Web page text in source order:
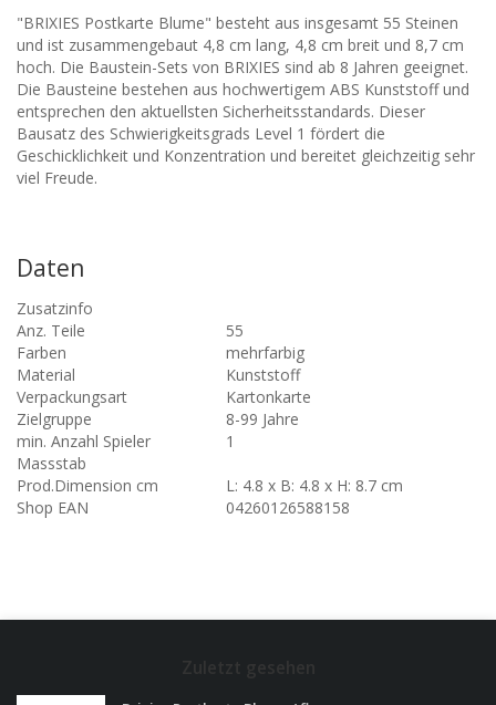
"BRIXIES Postkarte Blume" besteht aus insgesamt 55 Steinen
und ist zusammengebaut 4,8 cm lang, 4,8 cm breit und 8,7 cm
hoch. Die Baustein-Sets von BRIXIES sind ab 8 Jahren geeignet.
Die Bausteine bestehen aus hochwertigem ABS Kunststoff und
entsprechen den aktuellsten Sicherheitsstandards. Dieser
Bausatz des Schwierigkeitsgrads Level 1 fördert die
Geschicklichkeit und Konzentration und bereitet gleichzeitig sehr
viel Freude.
Daten
Zusatzinfo
Anz. Teile
55
Farben
mehrfarbig
Material
Kunststoff
Verpackungsart
Kartonkarte
Zielgruppe
8-99 Jahre
min. Anzahl Spieler
1
Massstab
Prod.Dimension cm
L: 4.8 x B: 4.8 x H: 8.7 cm
Shop EAN
04260126588158